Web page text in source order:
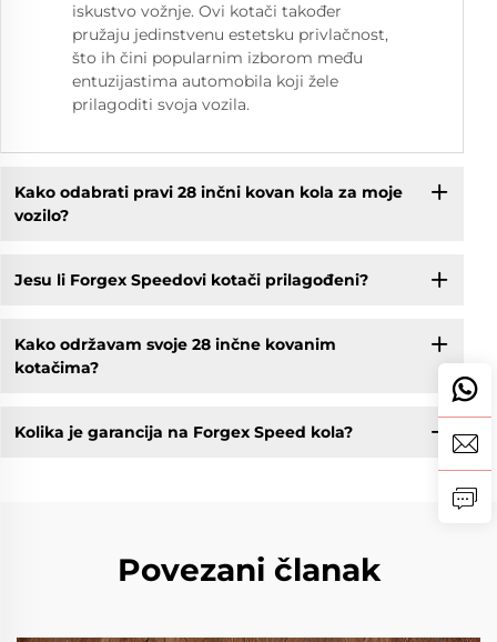
iskustvo vožnje. Ovi kotači također
pružaju jedinstvenu estetsku privlačnost,
što ih čini popularnim izborom među
entuzijastima automobila koji žele
prilagoditi svoja vozila.
Kako odabrati pravi 28 inčni kovan kola za moje
vozilo?
Jesu li Forgex Speedovi kotači prilagođeni?
Kako održavam svoje 28 inčne kovanim
kotačima?
Kolika je garancija na Forgex Speed kola?
Povezani članak